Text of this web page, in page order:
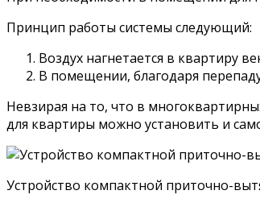
Принцип работы системы следующий:
Воздух нагнетается в квартиру
В помещении, благодаря
Невзирая на то, что в
для квартиры можно установить и
Устройство компактной приточно-